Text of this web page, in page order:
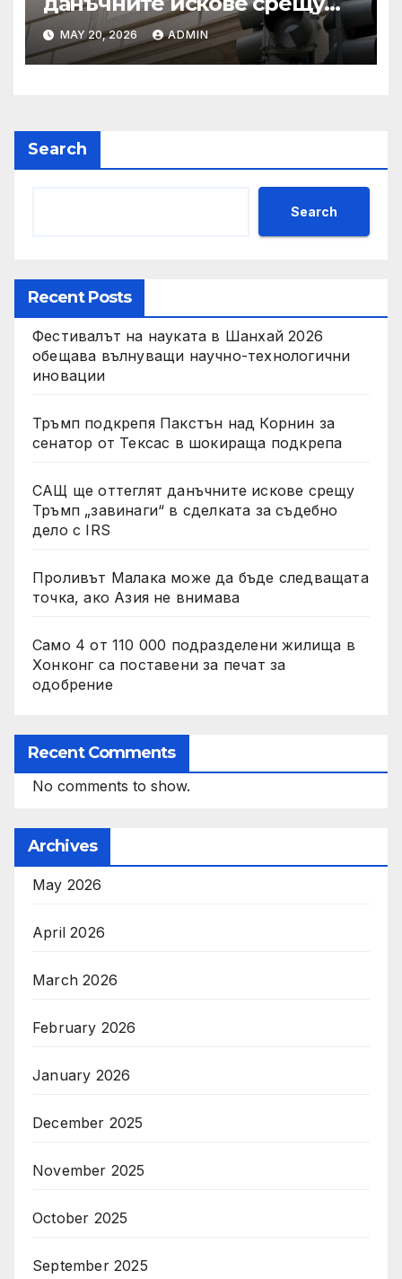
Тръмп „завинаги“ в
сделката за съдебно дело с
IRS
MAY 20, 2026 ADMIN
Search
Search
Recent Posts
Фестивалът на науката в Шанхай 2026
обещава вълнуващи научно-технологични
иновации
Тръмп подкрепя Пакстън над Корнин за
сенатор от Тексас в шокираща подкрепа
САЩ ще оттеглят данъчните искове срещу
Тръмп „завинаги“ в сделката за съдебно
дело с IRS
Проливът Малака може да бъде следващата
точка, ако Азия не внимава
Само 4 от 110 000 подразделени жилища в
Хонконг са поставени за печат за
одобрение
Recent Comments
No comments to show.
Archives
May 2026
April 2026
March 2026
February 2026
January 2026
December 2025
November 2025
October 2025
September 2025